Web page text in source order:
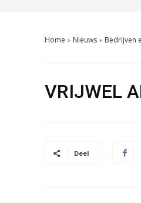
Home Nieuws Bedrijven
VRIJWEL
Deel